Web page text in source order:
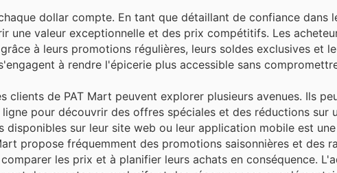
dollar compte. En tant que détaillant de confiance dans
une valeur exceptionnelle et des prix compétitifs. Les
à leurs promotions régulières, leurs soldes exclusives et
à rendre l'épicerie plus accessible sans
clients de PAT Mart peuvent explorer plusieurs avenues. Ils
pour découvrir des offres spéciales et des réductions sur
disponibles sur leur site web ou leur application mobile est
propose fréquemment des promotions saisonnières et des
les prix et à planifier leurs achats en conséquence.